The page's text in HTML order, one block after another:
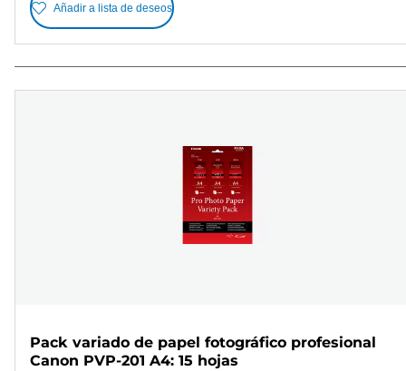
Añadir a lista de deseos
Pack variado de papel fotográfico profesional
Canon PVP-201 A4: 15 hojas